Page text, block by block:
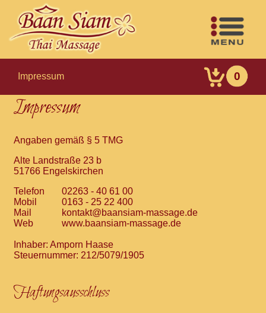
Impressum 0
Impressum
Angaben gemäß § 5 TMG
Alte Landstraße 23 b
51766 Engelskirchen
Telefon
02263 - 40 61 00
Mobil
0163 - 25 22 400
Mail
kontakt@baansiam-massage.de
Web
www.baansiam-massage.de
Inhaber: Amporn Haase
Steuernummer: 212/5079/1905
Haftungsausschluss